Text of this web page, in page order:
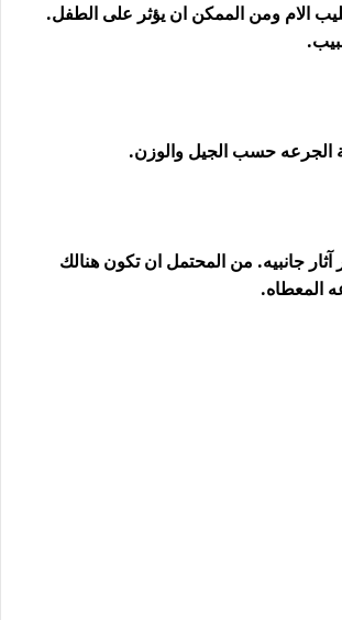
الام ومن الممكن ان يؤثر على الطفل.
الجرعه حسب الجيل والوزن.
جانبيه. من المحتمل ان تكون هنالك
المعطاه.